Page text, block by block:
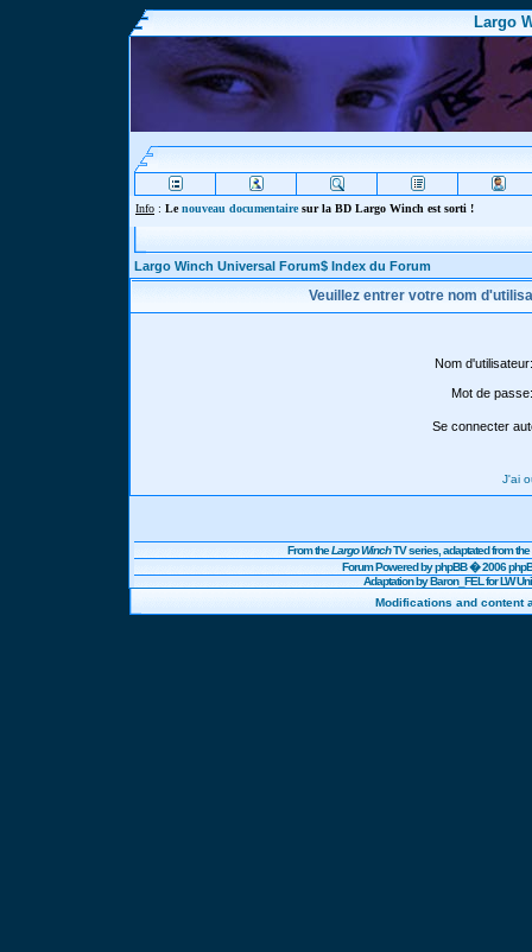
Largo
Info : Lenouveau documentairesur la BD Largo Winch est sorti !
Largo Winch Universal Forum$ Index du Forum
Veuillez entrer votre nom
Nom d'utilisateur:
Mot de passe:
Se connecter
J'ai
From theLargo WinchTV series, adaptated from
Forum Powered byphpBB� 2006
Adaptation by Baron_FEL for LW
Modifications and content